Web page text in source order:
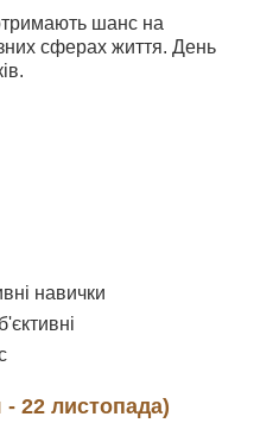
шанс на
сферах життя. День
навички
22 листопада)